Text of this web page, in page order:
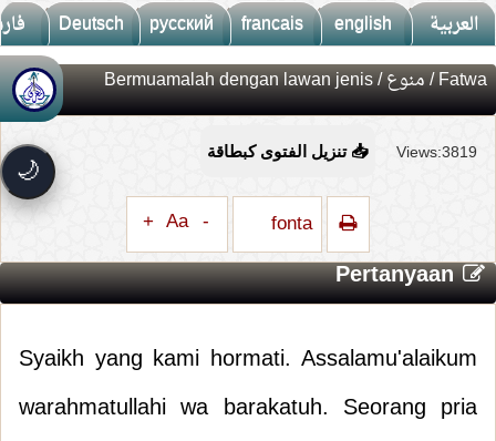
العربية english
francais
русский
Deutsch
🌙
🚀جديد الموقع!
⚡سرعة فائقة
🎨واجهة أكثر أناقة وسهولة
🔔إشعارات ذكية
تتابع كل جديد بخطوة واحدة
Fatwa
/منوع/ Bermuamalah dengan lawan jenis
Views:3819 📥 تنزيل الفتوى كبطاقة
fonta
-
Aa
+
Pertanyaan
Syaikh yang kami hormati. Assalamu'alaikum
warahmatullahi wa barakatuh. Seorang pria